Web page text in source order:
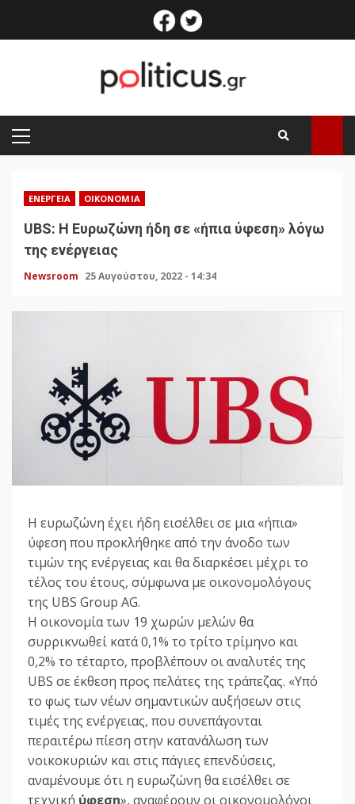
facebook
PRIMARY
MENU
ΕΝΈΡΓΕΙΑ ΟΙΚΟΝΟΜΊΑ
UBS: Η Ευρωζώνη ήδη σε «ήπια ύφεση» λόγω
της ενέργειας
Newsroom 25 Αυγούστου, 2022 - 14:34
Η ευρωζώνη έχει ήδη εισέλθει σε μια «ήπια»
ύφεση που προκλήθηκε από την άνοδο των
τιμών της ενέργειας και θα διαρκέσει μέχρι το
τέλος του έτους, σύμφωνα με οικονομολόγους
της UBS Group AG.
Η οικονομία των 19 χωρών μελών θα
συρρικνωθεί κατά 0,1% το τρίτο τρίμηνο και
0,2% το τέταρτο, προβλέπουν οι αναλυτές της
UBS σε έκθεση προς πελάτες της τράπεζας. «Υπό
το φως των νέων σημαντικών αυξήσεων στις
τιμές της ενέργειας, που συνεπάγονται
περαιτέρω πίεση στην κατανάλωση των
νοικοκυριών και στις πάγιες επενδύσεις,
αναμένουμε ότι η ευρωζώνη θα εισέλθει σε
τεχνική ύφεση», αναφέρουν οι οικονομολόγοι